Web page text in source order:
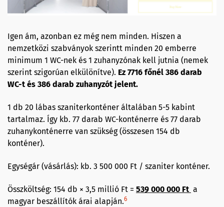
Igen ám, azonban ez még nem minden. Hiszen a
nemzetközi szabványok szerintt minden 20 emberre
minimum 1 WC-nek és 1 zuhanyzónak kell jutnia (nemek
szerint szigorúan elkülönítve). Ez 7716 főnél 386 darab
WC-t és 386 darab zuhanyzót jelent.
1 db 20 lábas szaniterkonténer általában 5-5 kabint
tartalmaz. Így kb. 77 darab WC-konténerre és 77 darab
zuhanykonténerre van szükség (összesen 154 db
konténer).
Egységár (vásárlás): kb. 3 500 000 Ft / szaniter konténer.
Összköltség: 154 db × 3,5 millió Ft = 539 000 000 Ft a
magyar beszállítók árai alapján.6